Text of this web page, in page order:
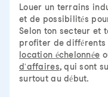
Louer un terrains
et de possibilités
Selon ton secteur et
profiter de différents
location échelonnée
d'affaires, qui sont
surtout au début.